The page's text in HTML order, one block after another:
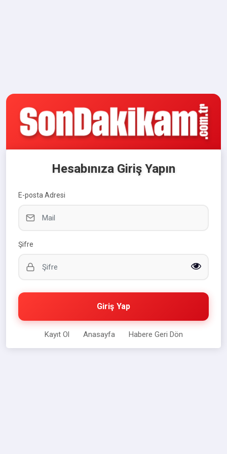
Hesabınıza Giriş Yapın
E-posta Adresi
Şifre
Giriş Yap
Kayıt Ol Anasayfa Habere Geri Dön